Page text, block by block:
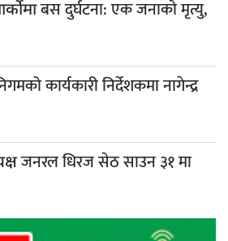
बस दुर्घटना: एक जनाकाे मृत्यु,
कार्यकारी निर्देशकमा नागेन्द्र
जनरल धिरज सेठ साउन ३१ मा